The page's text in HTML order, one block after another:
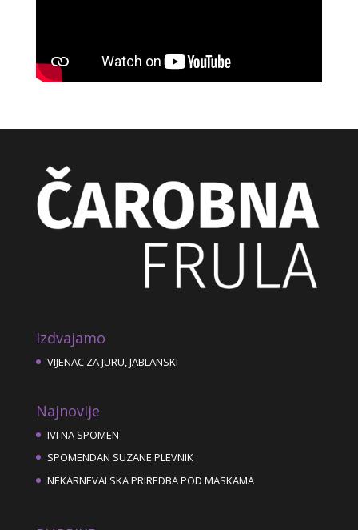
Izdvajamo
VIJENAC ZA JURU, JABLANSKI
Najnovije
IVI NA SPOMEN
SPOMENDAN SUZANE PLEVNIK
NEKARNEVALSKA PRIREDBA POD MASKAMA